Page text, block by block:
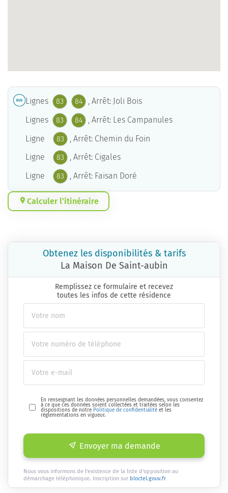
Lignes 83 84
, Arrêt: Joli Bois
Lignes
83 84
, Arrêt: Les Campanules
Ligne
83
, Arrêt: Chemin du Foin
Ligne
83
, Arrêt: Cigales
Ligne
83 , Arrêt: Faisan Doré
Calculer l’itinéraire
Obtenez les disponibilités & tarifs
La Maison De Saint-aubin
Remplissez ce formulaire et recevez
toutes les infos de cette résidence
En renseignant les données personnelles demandées, vous consentez
à ce que ces données soient collectées et traitées selon les
dispositions de notre Politique de confidentialité et les
réglementations en vigueur.
Envoyer ma demande
Nous vous informons de l'existence de la liste d'opposition au
démarchage téléphonique. Inscription sur bloctel.gouv.fr